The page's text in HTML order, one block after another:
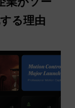
る理由